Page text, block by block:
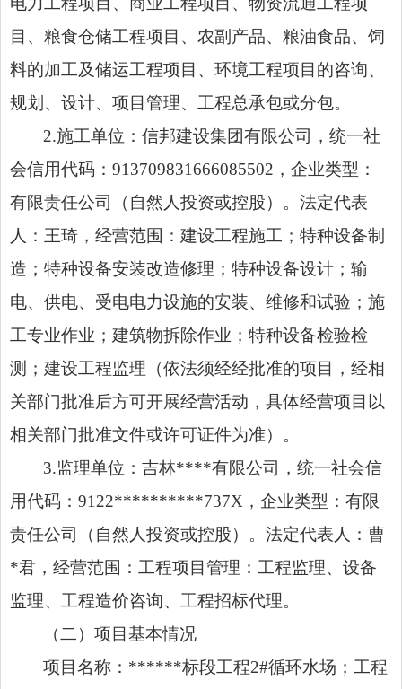
目、粮食仓储工程项目、农副产品、粮油食品、饲
料的加工及储运工程项目、环境工程项目的咨询、
规划、设计、项目管理、工程总承包或分包。
2.施工单位：信邦建设集团有限公司，统一社
会信用代码：913709831666085502，企业类型：
有限责任公司（自然人投资或控股）。法定代表
人：王琦，经营范围：建设工程施工；特种设备制
造；特种设备安装改造修理；特种设备设计；输
电、供电、受电电力设施的安装、维修和试验；施
工专业作业；建筑物拆除作业；特种设备检验检
测；建设工程监理（依法须经经批准的项目，经相
关部门批准后方可开展经营活动，具体经营项目以
相关部门批准文件或许可证件为准）。
3.监理单位：吉林****有限公司，统一社会信
用代码：9122**********737X，企业类型：有限
责任公司（自然人投资或控股）。法定代表人：曹
*君，经营范围：工程项目管理：工程监理、设备
监理、工程造价咨询、工程招标代理。
（二）项目基本情况
项目名称：******标段工程2#循环水场；工程